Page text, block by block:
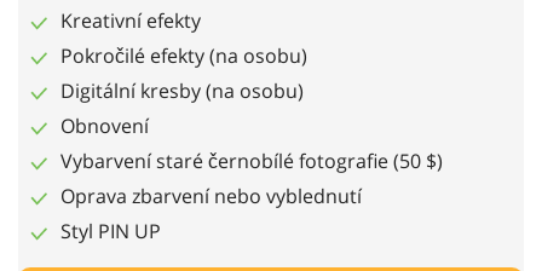
Kreativní efekty
Pokročilé efekty (na osobu)
Digitální kresby (na osobu)
Obnovení
Vybarvení staré černobílé fotografie (50 $)
Oprava zbarvení nebo vyblednutí
Styl PIN UP